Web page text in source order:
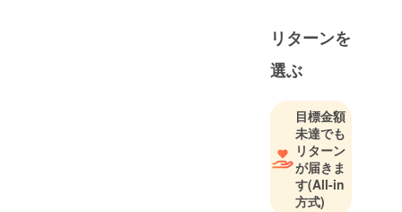
リターンを
選ぶ
目標金額
未達でも
リターン
が届きま
す(All-in
方式)